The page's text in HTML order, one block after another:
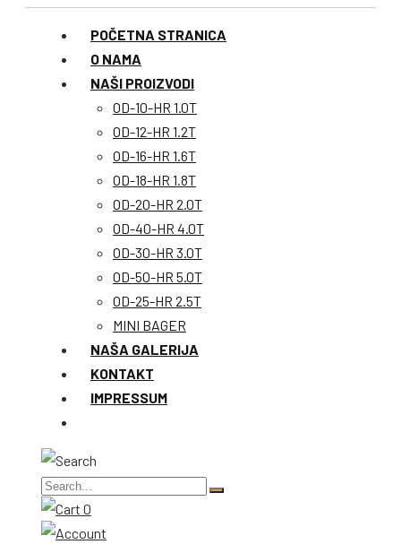
POČETNA STRANICA
O NAMA
NAŠI PROIZVODI
OD-10-HR 1.0T
OD-12-HR 1.2T
OD-16-HR 1.6T
OD-18-HR 1.8T
OD-20-HR 2.0T
OD-40-HR 4.0T
OD-30-HR 3.0T
OD-50-HR 5.0T
OD-25-HR 2.5T
MINI BAGER
NAŠA GALERIJA
KONTAKT
IMPRESSUM
0